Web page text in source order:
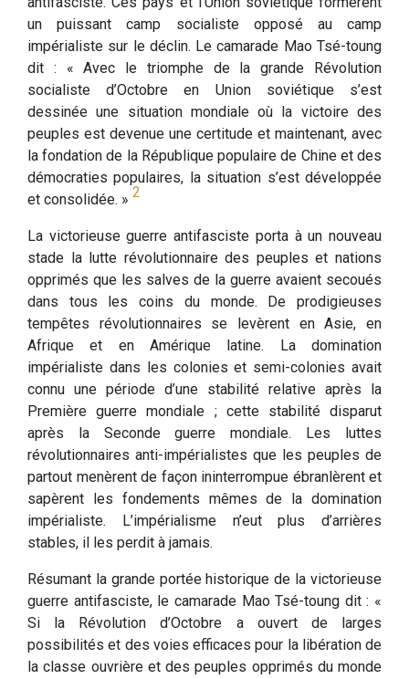
un puissant camp socialiste opposé au camp
impérialiste sur le déclin. Le camarade Mao Tsé-toung
dit : « Avec le triomphe de la grande Révolution
socialiste d’Octobre en Union soviétique s’est
dessinée une situation mondiale où la victoire des
peuples est devenue une certitude et maintenant, avec
la fondation de la République populaire de Chine et des
démocraties populaires, la situation s’est développée
et consolidée. » 2
La victorieuse guerre antifasciste porta à un nouveau
stade la lutte révolutionnaire des peuples et nations
opprimés que les salves de la guerre avaient secoués
dans tous les coins du monde. De prodigieuses
tempêtes révolutionnaires se levèrent en Asie, en
Afrique et en Amérique latine. La domination
impérialiste dans les colonies et semi-colonies avait
connu une période d’une stabilité relative après la
Première guerre mondiale ; cette stabilité disparut
après la Seconde guerre mondiale. Les luttes
révolutionnaires anti-impérialistes que les peuples de
partout menèrent de façon ininterrompue ébranlèrent et
sapèrent les fondements mêmes de la domination
impérialiste. L’impérialisme n’eut plus d’arrières
stables, il les perdit à jamais.
Résumant la grande portée historique de la victorieuse
guerre antifasciste, le camarade Mao Tsé-toung dit : «
Si la Révolution d’Octobre a ouvert de larges
possibilités et des voies efficaces pour la libération de
la classe ouvrière et des peuples opprimés du monde